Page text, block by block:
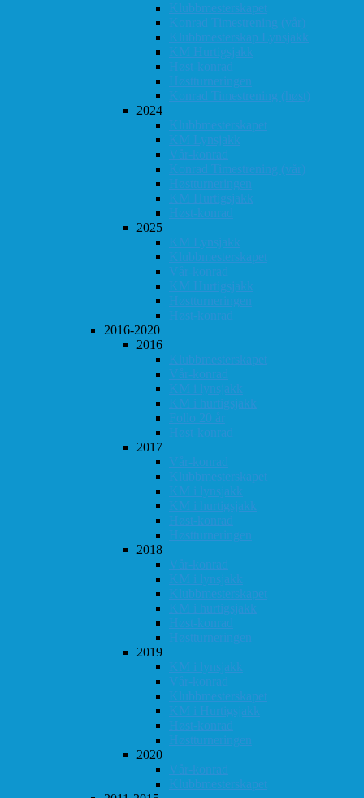
Klubbmesterskapet
Konrad Timestrening (vår)
Klubbmesterskap Lynsjakk
KM Hurtigsjakk
Høst-konrad
Høstturneringen
Konrad Timestrening (høst)
2024
Klubbmesterskapet
KM Lynsjakk
Vår-konrad
Konrad Timestrening (vår)
Høstturneringen
KM Hurtigsjakk
Høst-konrad
2025
KM Lynsjakk
Klubbmesterskapet
Vår-konrad
KM Hurtigsjakk
Høstturneringen
Høst-konrad
2016-2020
2016
Klubbmesterskapet
Vår-konrad
KM i lynsjakk
KM i hurtigsjakk
Follo 20 år
Høst-konrad
2017
Vår-konrad
Klubbmesterskapet
KM i lynsjakk
KM i hurtigsjakk
Høst-konrad
Høstturneringen
2018
Vår-konrad
KM i lynsjakk
Klubbmesterskapet
KM i hurtigsjakk
Høst-konrad
Høstturneringen
2019
KM i lynsjakk
Vår-konrad
Klubbmesterskapet
KM i Hurtigsjakk
Høst-konrad
Høstturneringen
2020
Vår-konrad
Klubbmesterskapet